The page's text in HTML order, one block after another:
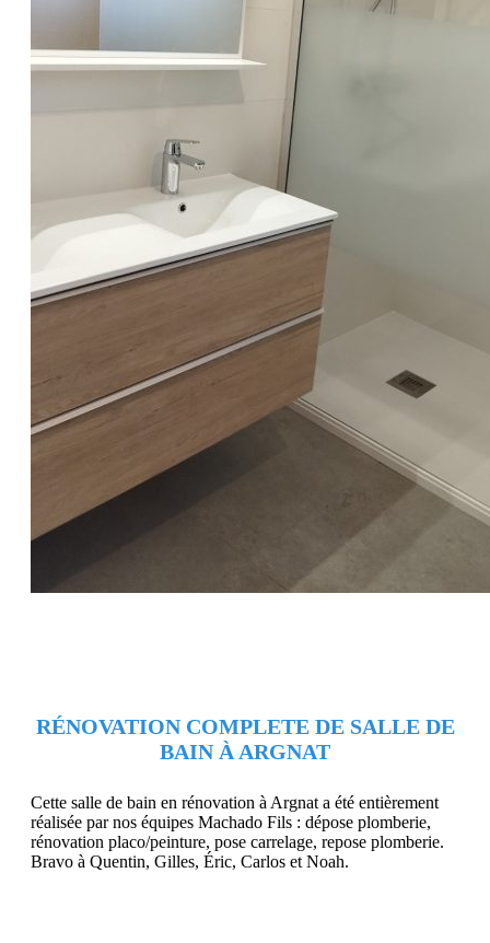
RÉNOVATION COMPLETE DE SALLE DE
BAIN À ARGNAT
Cette salle de bain en rénovation à Argnat a été entièrement
réalisée par nos équipes Machado Fils : dépose plomberie,
rénovation placo/peinture, pose carrelage, repose plomberie.
Bravo à Quentin, Gilles, Éric, Carlos et Noah.